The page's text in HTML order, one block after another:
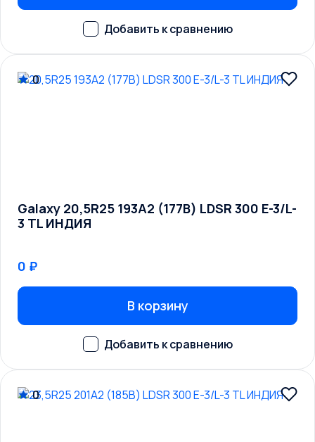
0
Galaxy 20,5R25 193A2 (177B) LDSR 300 E-3/L-
3 TL ИНДИЯ
0 ₽
В корзину
0